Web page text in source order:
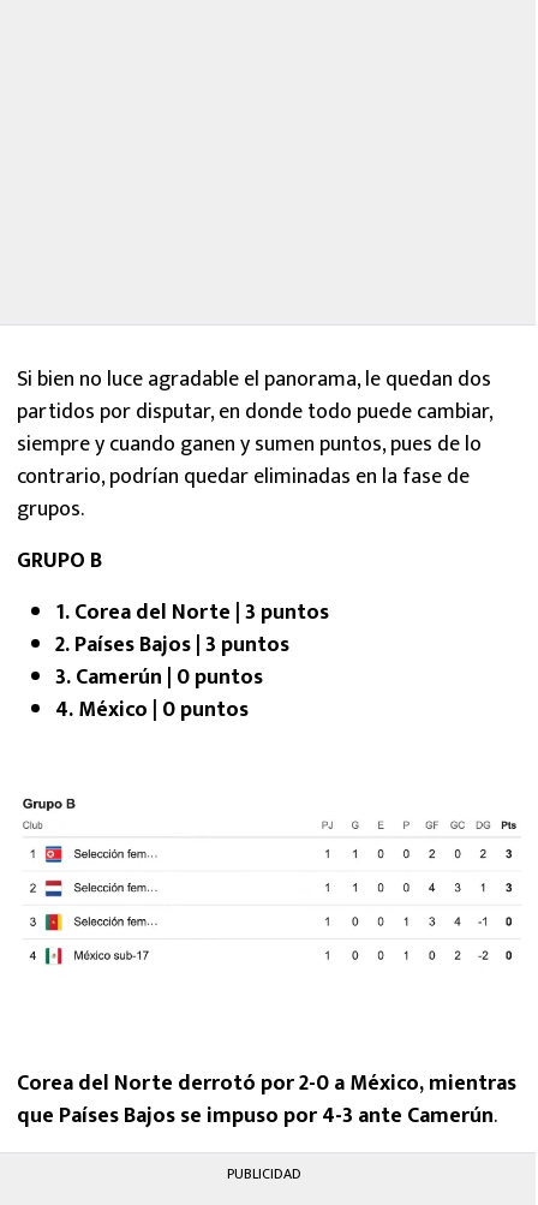
Si bien no luce agradable el panorama, le quedan dos
partidos por disputar, en donde todo puede cambiar,
siempre y cuando ganen y sumen puntos, pues de lo
contrario, podrían quedar eliminadas en la fase de
grupos.
GRUPO B
1. Corea del Norte | 3 puntos
2. Países Bajos | 3 puntos
3. Camerún | 0 puntos
4. México | 0 puntos
Corea del Norte derrotó por 2-0 a México, mientras
que Países Bajos se impuso por 4-3 ante Camerún.
PUBLICIDAD